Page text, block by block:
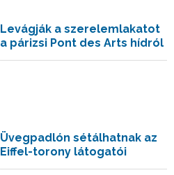
Levágják a szerelemlakatot
a párizsi Pont des Arts hídról
Üvegpadlón sétálhatnak az
Eiffel-torony látogatói